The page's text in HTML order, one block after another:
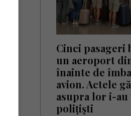
Cinci pasageri
un aeroport
înainte de
avion. Actele
asupra lor i-
polițiști